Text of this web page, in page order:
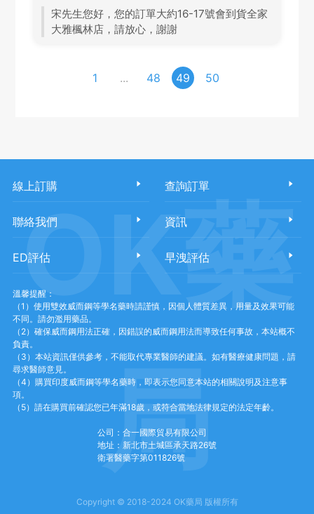
宋先生您好，您的訂單大約16-17號會到貨全家
大雅楓林店，請放心，謝謝
1 ... 48 49 50
線上訂購 查詢訂單
聯絡我們 資訊
ED評估 早洩評估
溫馨提醒：
（1）使用雙效威而鋼等學名藥時請謹慎，因個人體質差異，用量及效果可能
不同。請勿濫用藥品。
（2）確保威而鋼用法正確，因錯誤的威而鋼用法而導致任何事故，本站概不
負責。
（3）本站資訊僅供參考，不能取代專業醫師的建議。如有醫療健康問題，請
尋求醫師意見。
（4）購買印度威而鋼等學名藥時，即表示您同意本站的相關說明及注意事
項。
（5）請在購買前確認您已年滿18歲，或符合當地法律規定的法定年齡。
公司：合一國際貿易有限公司
地址：新北市土城區承天路26號
衛署醫藥字第011826號
Copyright © 2018-2024 OK藥局 版權所有
OK藥
局